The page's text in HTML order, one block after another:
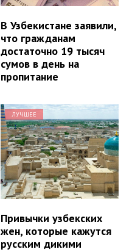
В Узбекистане заявили,
что гражданам
достаточно 19 тысяч
сумов в день на
пропитание
ЛУЧШЕЕ
Привычки узбекских
жен, которые кажутся
русским дикими